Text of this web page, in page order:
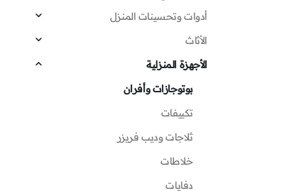
أدوات وتحسينات المنزل
الأثاث
الأجهزة المنزلية
بوتوجازات وأفران
تكييفات
ثلاجات وديب فريزر
خلاطات
دفايات